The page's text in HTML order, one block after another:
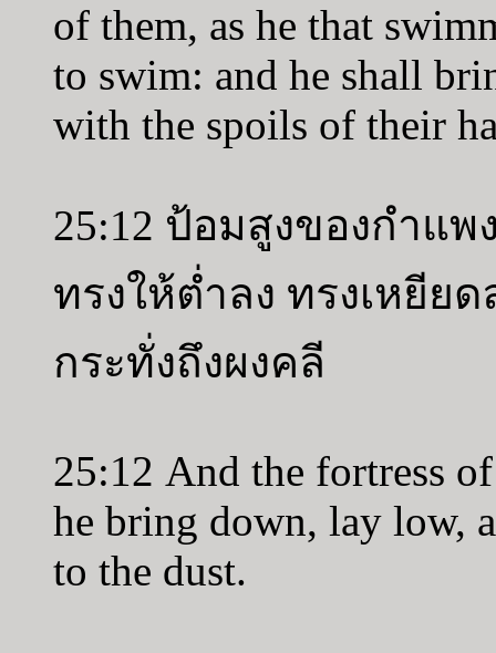
of them, as he that
to swim: and he shall
with the spoils of their
25:12 ป้อมสูงของกำแพ
ทรงให้ต่ำลง ทรงเหยีย
กระทั่งถึงผงคลี
25:12 And the fortress
he bring down, lay low,
to the dust.